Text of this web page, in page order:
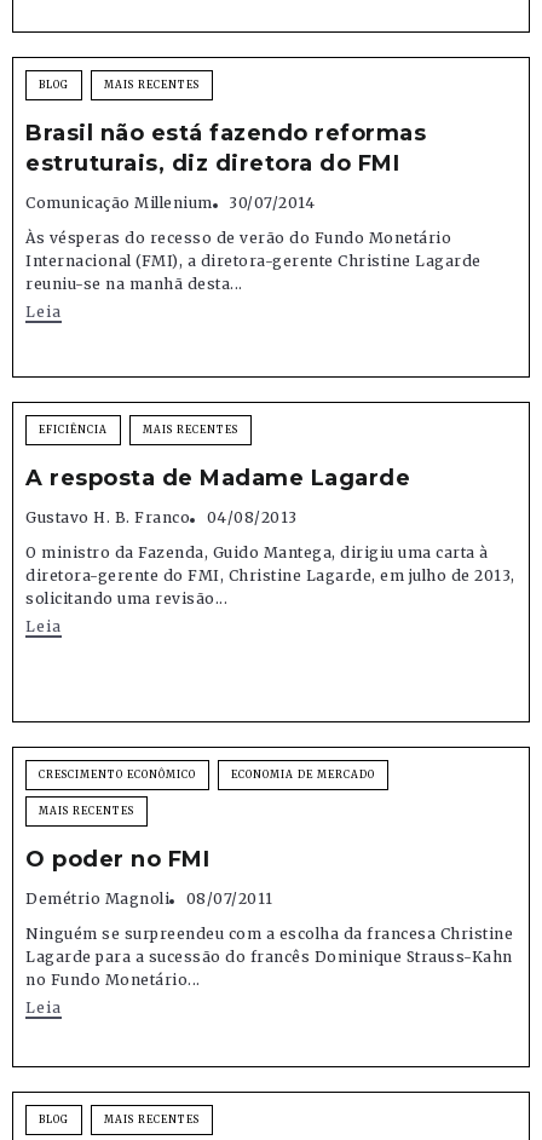
BLOG MAIS RECENTES
Brasil não está fazendo reformas
estruturais, diz diretora do FMI
Comunicação Millenium
30/07/2014
Às vésperas do recesso de verão do Fundo Monetário
Internacional (FMI), a diretora-gerente Christine Lagarde
reuniu-se na manhã desta...
Leia
EFICIÊNCIA MAIS RECENTES
A resposta de Madame Lagarde
Gustavo H. B. Franco
04/08/2013
O ministro da Fazenda, Guido Mantega, dirigiu uma carta à
diretora-gerente do FMI, Christine Lagarde, em julho de 2013,
solicitando uma revisão...
Leia
CRESCIMENTO ECONÔMICO ECONOMIA DE MERCADO
MAIS RECENTES
O poder no FMI
Demétrio Magnoli
08/07/2011
Ninguém se surpreendeu com a escolha da francesa Christine
Lagarde para a sucessão do francês Dominique Strauss-Kahn
no Fundo Monetário...
Leia
BLOG MAIS RECENTES